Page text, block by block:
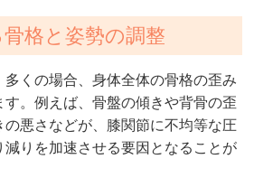
格と姿勢の調整
くの場合、身体全体の骨格の歪み
。例えば、骨盤の傾きや背骨の歪
悪さなどが、膝関節に不均等な圧
減りを加速させる要因となることが